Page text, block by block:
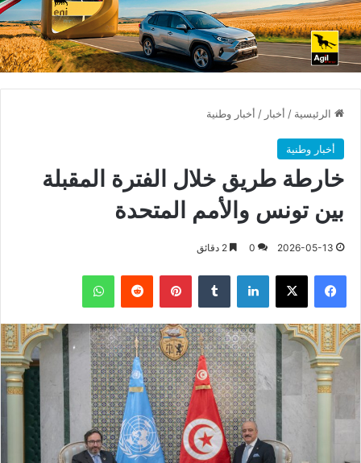
الرئيسية / أخبار / أخبار وطنية
أخبار وطنية
خارطة طريق خلال الفترة المقبلة
بين تونس والأمم المتحدة
2026-05-13
0
فيسبوك X لينكدإن بينتيريست واتساب